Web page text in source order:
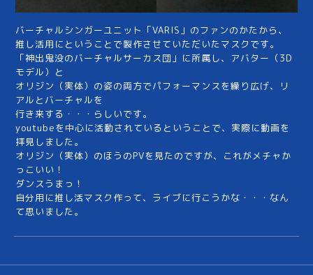
バーチャルシンガーユニット「VARIS」のファンのかたから、
推し活用にということで製作させていただいたマスクです。
「神出鬼没のバーチャルサーカス団」に所属し、アバター（3D
モデル）と
オリジン（実体）の姿の両方でパフォーマンスを繰り広げ、リ
アルとバーチャルを
行き来する・・・らしいです。
youtubeを中心に活動されているということで、実際に動画を
拝見しました。
オリジン（実体）のほうのPVを見たのですが、これがメチャか
っこいい！
ダンスうまっ！
自分用に推し活マスク作って、ライブに行こうかな・・・なん
て思いました。